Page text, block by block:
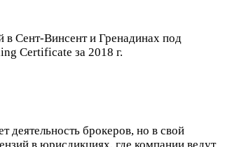
в Сент-Винсент и Гренадинах под
Certificate за 2018 г.
деятельность брокеров, но в свой
в юрисдикциях, где компании ведут